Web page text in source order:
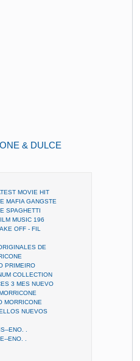
& DULCE
MOVIE HIT
MAFIA GANGSTE
SPAGHETTI
MUSIC 196
OFF - FIL
DE
PRIMEIRO
COLLECTION
3 MES NUEVO
MORRICONE
NUEVOS
ENO. .
ENO. .